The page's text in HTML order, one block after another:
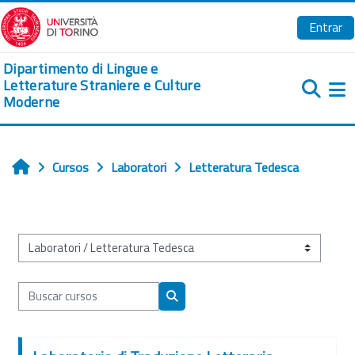
Salta al contenido principal
Entrar
Dipartimento di Lingue e
Letterature Straniere e Culture
Moderne
Inicio
Cursos Laboratori Letteratura Tedesca
Categorías
Buscar cursos
Buscar cursos